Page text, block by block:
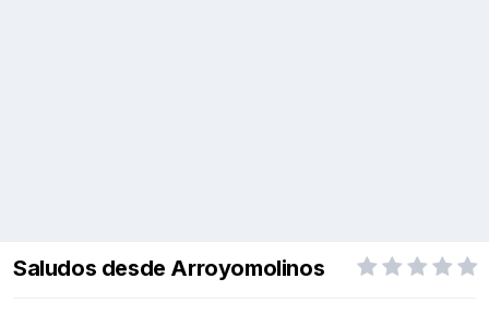
Saludos desde Arroyomolinos